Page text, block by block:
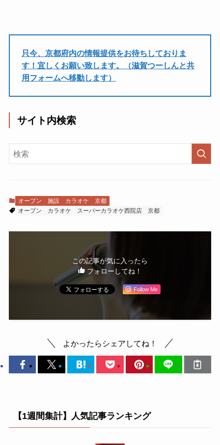
只今、京都府内の情報提供をお待ちしておりま
す！宜しくお願い致します。（滋賀つーしんと共
用フォームへ移動します）
サイト内検索
オープン 施設 カラオケ
京都
オープン
カラオケ スーパーカラオケ西院店 京都
この記事が気に入ったら
フォローしてね！
Follow Me
よかったらシェアしてね！
【1週間集計】人気記事ランキング